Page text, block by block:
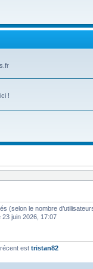
!
(selon le nombre
23 juin 2026, 17:07
est tristan82